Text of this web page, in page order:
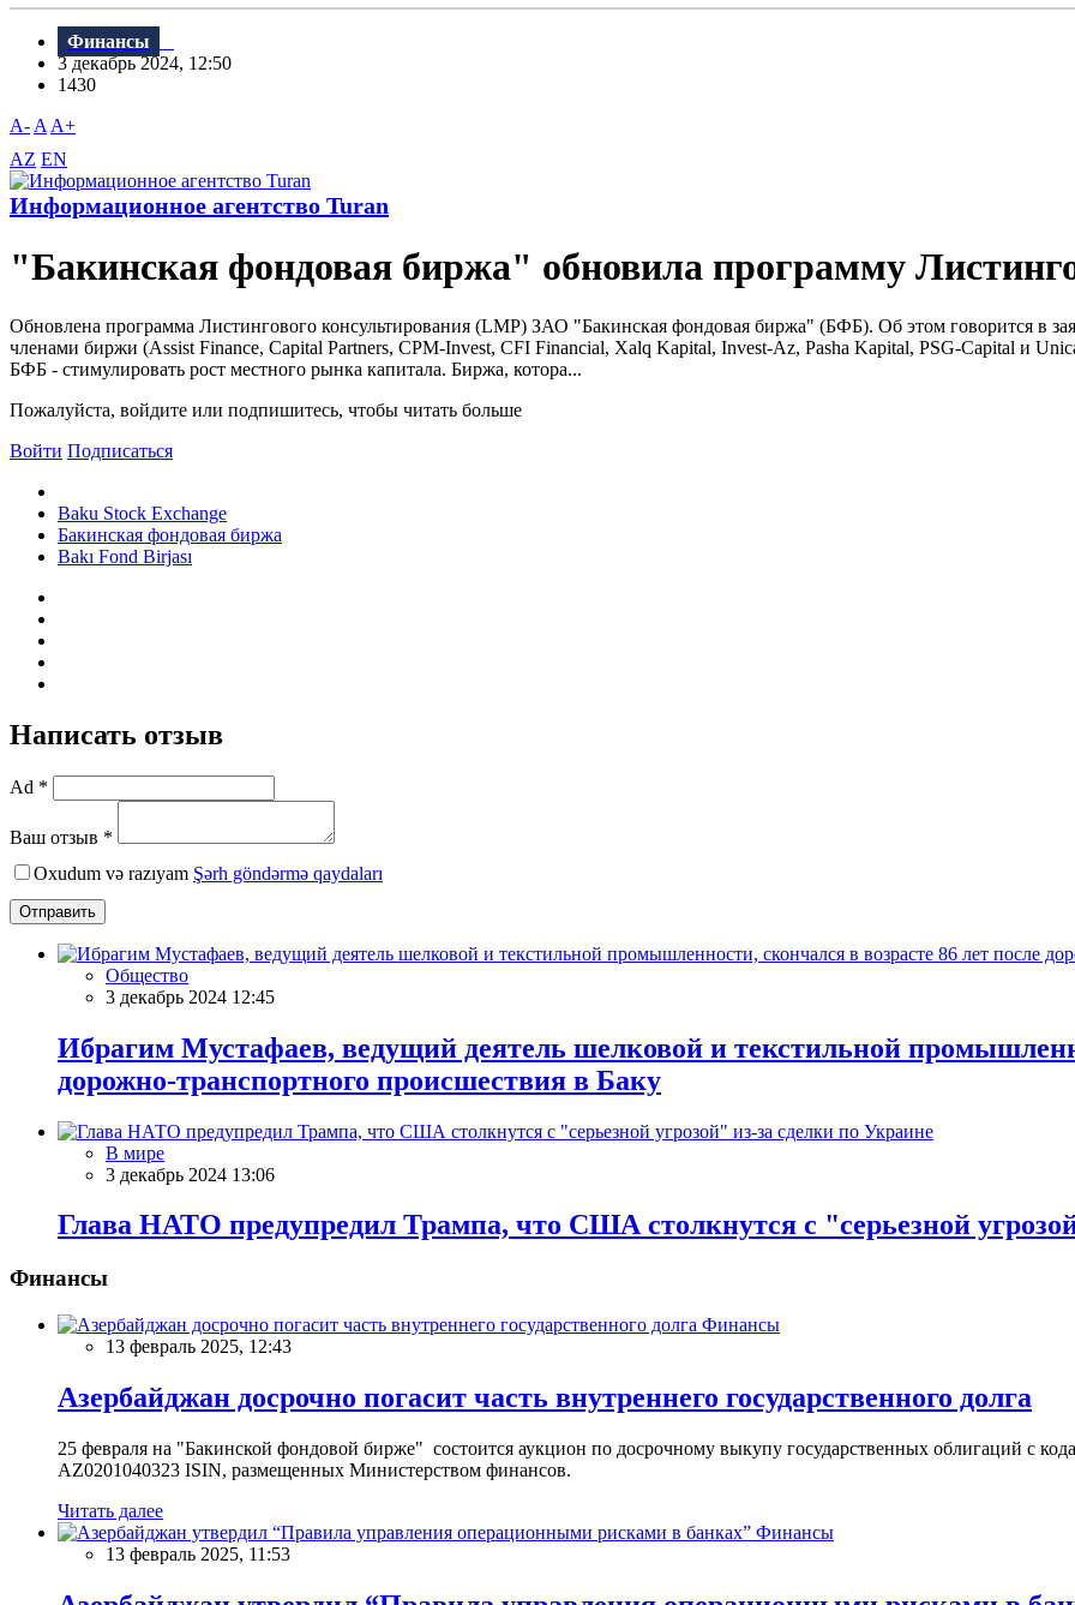
Финансы
3 декабрь 2024, 12:50
1430
A- A A+
AZ EN
Информационное агентство Turan
"Бакинская фондовая биржа" обновила программу
Обновлена программа Листингового консультирования (LMP) ЗАО "Бакинская фондовая биржа" (БФБ). Об этом говорится в
членами биржи (Assist Finance, Capital Partners, CPM-Invest, CFI Financial, Xalq Kapital, Invest-Az, Pasha Kapital, PSG-Capital и
БФБ - стимулировать рост местного рынка капитала. Биржа, котора...
Пожалуйста, войдите или подпишитесь, чтобы читать больше
Войти Подписаться
Baku Stock Exchange
Бакинская фондовая биржа
Bakı Fond Birjası
Написать отзыв
Ad *
Ваш отзыв *
Oxudum və razıyam Şərh göndərmə qaydaları
Отправить
Общество
3 декабрь 2024 12:45
Ибрагим Мустафаев, ведущий деятель шелковой и текстильной
дорожно-транспортного происшествия в Баку
В мире
3 декабрь 2024 13:06
Глава НАТО предупредил Трампа, что США столкнутся с "серьезной
Финансы
Финансы
13 февраль 2025, 12:43
Азербайджан досрочно погасит часть внутреннего государственного долга
25 февраля на "Бакинской фондовой бирже" состоится аукцион по досрочному выкупу государственных облигаций с
AZ0201040323 ISIN, размещенных Министерством финансов.
Читать далее
Финансы
13 февраль 2025, 11:53